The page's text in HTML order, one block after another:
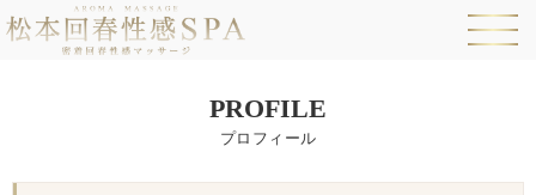
PROFILE
プロフィール